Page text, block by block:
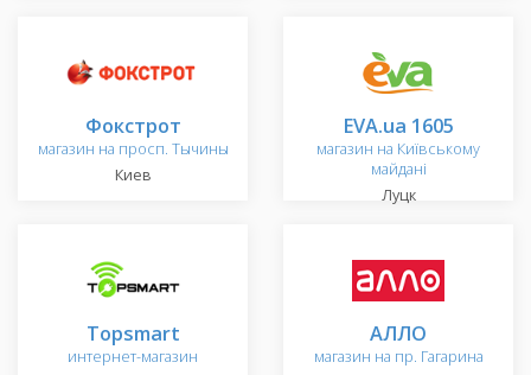
Фокстрот
магазин на просп. Тычины
Киев
EVA.ua 1605
магазин на Київському
майдані
Луцк
Topsmart
интернет-магазин
АЛЛО
магазин на пр. Гагарина